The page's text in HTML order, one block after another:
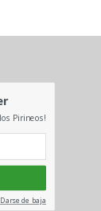
Pirineos!
Darse de baja